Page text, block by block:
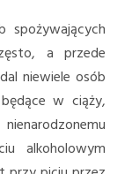
spożywających
a przede
niewiele osób
w ciąży,
alkoholowym